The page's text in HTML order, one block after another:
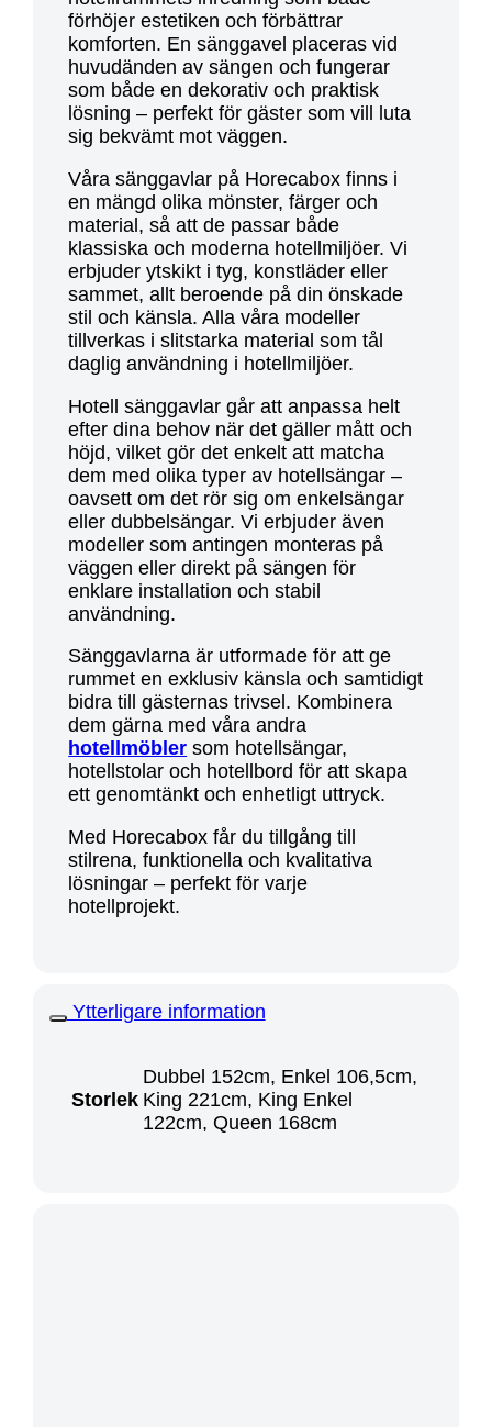
förhöjer estetiken och förbättrar
komforten. En sänggavel placeras vid
huvudänden av sängen och fungerar
som både en dekorativ och praktisk
lösning – perfekt för gäster som vill luta
sig bekvämt mot väggen.
Våra sänggavlar på Horecabox finns i
en mängd olika mönster, färger och
material, så att de passar både
klassiska och moderna hotellmiljöer. Vi
erbjuder ytskikt i tyg, konstläder eller
sammet, allt beroende på din önskade
stil och känsla. Alla våra modeller
tillverkas i slitstarka material som tål
daglig användning i hotellmiljöer.
Hotell sänggavlar går att anpassa helt
efter dina behov när det gäller mått och
höjd, vilket gör det enkelt att matcha
dem med olika typer av hotellsängar –
oavsett om det rör sig om enkelsängar
eller dubbelsängar. Vi erbjuder även
modeller som antingen monteras på
väggen eller direkt på sängen för
enklare installation och stabil
användning.
Sänggavlarna är utformade för att ge
rummet en exklusiv känsla och samtidigt
bidra till gästernas trivsel. Kombinera
dem gärna med våra andra
hotellmöbler som hotellsängar,
hotellstolar och hotellbord för att skapa
ett genomtänkt och enhetligt uttryck.
Med Horecabox får du tillgång till
stilrena, funktionella och kvalitativa
lösningar – perfekt för varje
hotellprojekt.
Ytterligare information
Storlek
Dubbel 152cm, Enkel 106,5cm,
King 221cm, King Enkel
122cm, Queen 168cm